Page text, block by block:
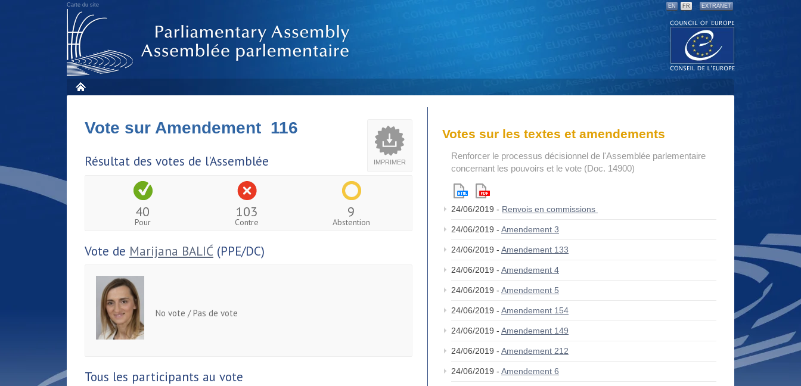
Carte du site EN FR EXTRANET
IMPRIMER
Vote sur Amendement 116
Résultat des votes de l'Assemblée
40
Pour
103
Contre
9
Abstention
Vote de Marijana BALIĆ (PPE/DC)
No vote / Pas de vote
Tous les participants au vote
Votes sur les textes et amendements
Renforcer le processus décisionnel de l'Assemblée parlementaire
concernant les pouvoirs et le vote (Doc. 14900)
24/06/2019 - Renvois en commissions
24/06/2019 - Amendement 3
24/06/2019 - Amendement 133
24/06/2019 - Amendement 4
24/06/2019 - Amendement 5
24/06/2019 - Amendement 154
24/06/2019 - Amendement 149
24/06/2019 - Amendement 212
24/06/2019 - Amendement 6